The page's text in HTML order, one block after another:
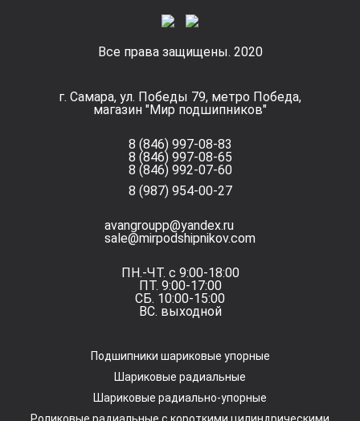
Все права защищены. 2020
г. Самара, ул. Победы 79, метро Победа,
магазин "Мир подшипников"
8 (846) 997-08-83
8 (846) 997-08-65
8 (846) 992-07-60
8 (987) 954-00-27
avangroupp@yandex.ru
sale@mirpodshipnikov.com
ПН.-ЧТ. с 9:00-18:00
ПТ. 9:00-17:00
СБ. 10:00-15:00
ВС. выходной
Подшипники шариковые упорные
Шариковые радиальные
Шариковые радиально-упорные